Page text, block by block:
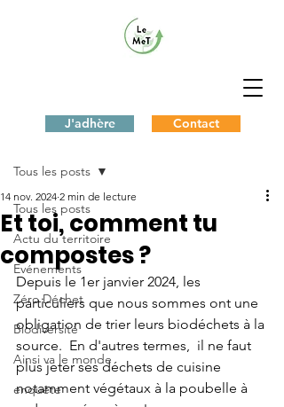
J'adhère Contact
Tous les posts
Actu du territoire
Evénements
Zéro Déchet
Biodiversité
Ainsi va le monde
enquête
Tous les posts
Et toi, comment tu
compostes ?
14 nov. 2024 2 min de lecture
Depuis le 1er janvier 2024, les
particuliers que nous sommes ont une
obligation de trier leurs biodéchets à la
source.  En d'autres termes,  il ne faut
plus jeter ses déchets de cuisine
notamment végétaux à la poubelle à